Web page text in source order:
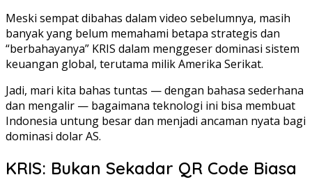
Meski sempat dibahas dalam video sebelumnya, masih
banyak yang belum memahami betapa strategis dan
“berbahayanya” KRIS dalam menggeser dominasi sistem
keuangan global, terutama milik Amerika Serikat.
Jadi, mari kita bahas tuntas — dengan bahasa sederhana
dan mengalir — bagaimana teknologi ini bisa membuat
Indonesia untung besar dan menjadi ancaman nyata bagi
dominasi dolar AS.
KRIS: Bukan Sekadar QR Code Biasa